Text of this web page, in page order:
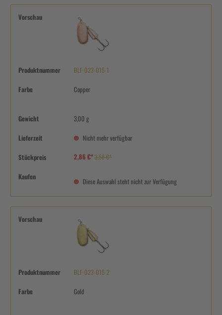
Vorschau
Produktnummer BLF-023-015-1
Farbe Copper
Gewicht 3,00 g
Lieferzeit Nicht mehr verfügbar
Stückpreis 2,86 €*3,58 €*
Kaufen
Diese Auswahl steht nicht zur Verfügung
Vorschau
Produktnummer BLF-023-015-2
Farbe Gold